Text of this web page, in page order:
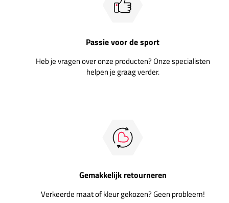
Passie voor de sport
Heb je vragen over onze producten? Onze specialisten
helpen je graag verder.
Gemakkelijk retourneren
Verkeerde maat of kleur gekozen? Geen probleem!